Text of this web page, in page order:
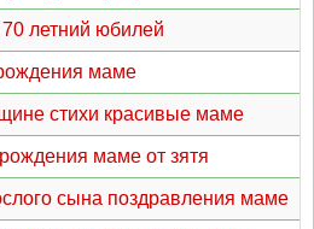
летний юбилей
маме
стихи красивые маме
маме от зятя
сына поздравления маме